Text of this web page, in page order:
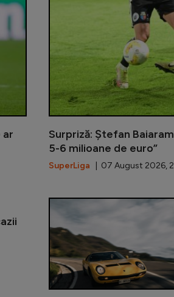
ar
Surpriză: Ștefan
5-6 milioane de euro”
SuperLiga | 07 August 2026,